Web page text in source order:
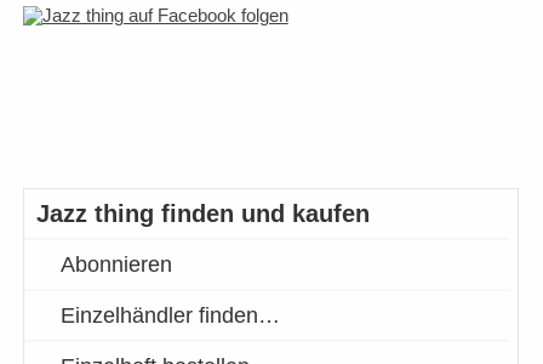
Jazz thing finden und kaufen
Abonnieren
Einzelhändler finden…